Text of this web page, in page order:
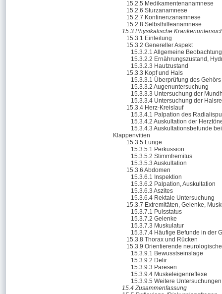
15.2.5 Medikamentenanamnese
15.2.6 Sturzanamnese
15.2.7 Kontinenzanamnese
15.2.8 Selbsthilfeanamnese
15.3 Physikalische
15.3.1 Einleitung
15.3.2 Genereller Aspekt
15.3.2.1 Allgemeine
15.3.2.2 Ernährungszustand,
15.3.2.3 Hautzustand
15.3.3 Kopf und Hals
15.3.3.1 Überprüfung des Gehörs
15.3.3.2 Augenuntersuchung
15.3.3.3 Untersuchung der
15.3.3.4 Untersuchung der
15.3.4 Herz-Kreislauf
15.3.4.1 Palpation des
15.3.4.2 Auskultation der
15.3.4.3 Auskultationsbefunde
Klappenvitien
15.3.5 Lunge
15.3.5.1 Perkussion
15.3.5.2 Stimmfremitus
15.3.5.3 Auskultation
15.3.6 Abdomen
15.3.6.1 Inspektion
15.3.6.2 Palpation, Auskultation
15.3.6.3 Aszites
15.3.6.4 Rektale Untersuchung
15.3.7 Extremitäten, Gelenke,
15.3.7.1 Pulsstatus
15.3.7.2 Gelenke
15.3.7.3 Muskulatur
15.3.7.4 Häufige Befunde in der
15.3.8 Thorax und Rücken
15.3.9 Orientierende
15.3.9.1 Bewusstseinslage
15.3.9.2 Delir
15.3.9.3 Paresen
15.3.9.4 Muskeleigenreflexe
15.3.9.5 Weitere Untersuchungen
15.4 Zusammenfassung